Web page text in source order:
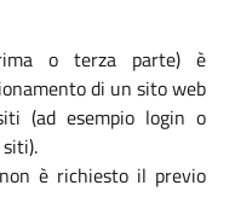
o terza parte) è
di un sito web
(ad esempio login o
è richiesto il previo